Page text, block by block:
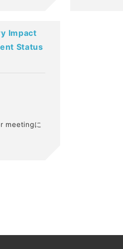
Impact
Status
meetingに